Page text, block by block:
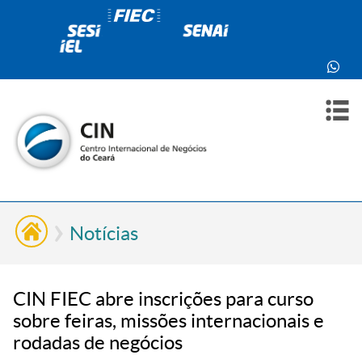
Notícias
CIN FIEC abre inscrições para curso
sobre feiras, missões internacionais e
rodadas de negócios